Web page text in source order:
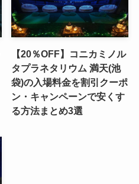
【20％OFF】コニカミノル
タプラネタリウム 満天(池
袋)の入場料金を割引クーポ
ン・キャンペーンで安くす
る方法まとめ3選